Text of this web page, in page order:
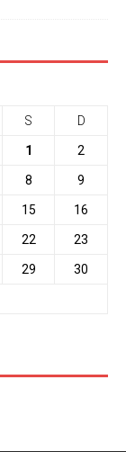
S D
1 2
8 9
15 16
22 23
29 30